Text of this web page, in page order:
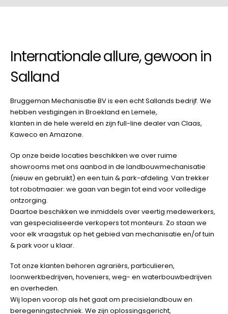
Internationale allure, gewoon in
Salland
Bruggeman Mechanisatie BV is een echt Sallands bedrijf. We
hebben vestigingen in Broekland en Lemele,
klanten in de hele wereld en zijn full-line dealer van Claas,
Kaweco en Amazone.
Op onze beide locaties beschikken we over ruime
showrooms met ons aanbod in de landbouwmechanisatie
(nieuw en gebruikt) en een tuin & park-afdeling. Van trekker
tot robotmaaier: we gaan van begin tot eind voor volledige
ontzorging.
Daartoe beschikken we inmiddels over veertig medewerkers,
van gespecialiseerde verkopers tot monteurs. Zo staan we
voor elk vraagstuk op het gebied van mechanisatie en/of tuin
& park voor u klaar.
Tot onze klanten behoren agrariërs, particulieren,
loonwerkbedrijven, hoveniers, weg- en waterbouwbedrijven
en overheden.
Wij lopen voorop als het gaat om precisielandbouw en
beregeningstechniek. We zijn oplossingsgericht,